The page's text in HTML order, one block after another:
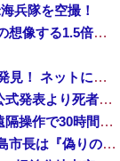
兵隊を空撮！
【画像】 農家ワイが作ったタマネギ、お前らの想像する1.5倍はデカいぞ
【衝撃】 中国製ルーター20機種にバックドア発見！ ネットに繋ぐだけで35秒ごとに中国のサーバーと通信
中国「大洪水！」中国ダム「決壊」地元民「公式発表より死者多い！」中国政府「住民拘束！（安否不明」中国当局「救助隊動画も削除」台風13号「三峡ダム接近中」→
中国人のリウさん、新エネ車で国境越えたら遠隔操作で30時間ロックされる！
【平和宣言を非難】 ロシア外務省報道官「広島市長は『偽りの呪文』繰り返している」